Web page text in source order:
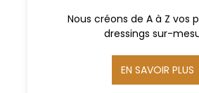
Nous créons de A à Z vos
dressings sur-
EN SAVOIR PLUS